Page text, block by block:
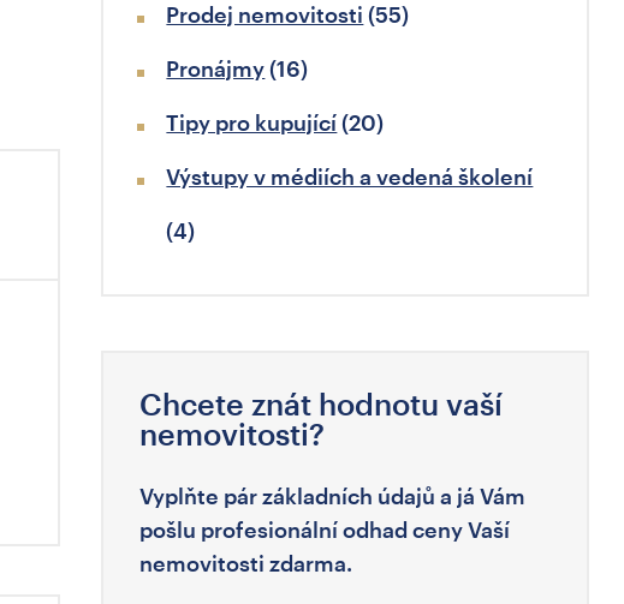
Prodej nemovitosti (55)
Pronájmy(16)
Tipy pro kupující(20)
Výstupy v médiích a vedená školení
(4)
Chcete znát hodnotu vaší
nemovitosti?
Vyplňte pár základních údajů a já Vám
pošlu profesionální odhad ceny Vaší
nemovitosti zdarma.